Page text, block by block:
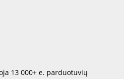
13 000+ e. parduotuvių